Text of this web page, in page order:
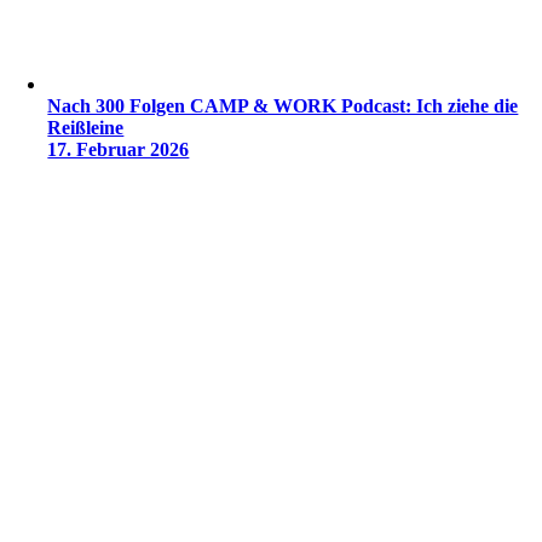
Nach 300 Folgen CAMP & WORK Podcast: Ich ziehe die
Reißleine
17. Februar 2026